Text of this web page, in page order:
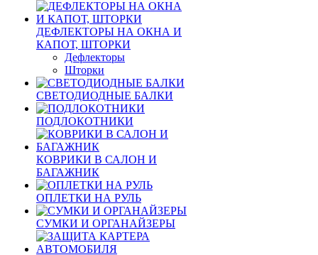
ДЕФЛЕКТОРЫ НА ОКНА И
КАПОТ, ШТОРКИ
Дефлекторы
Шторки
СВЕТОДИОДНЫЕ БАЛКИ
ПОДЛОКОТНИКИ
КОВРИКИ В САЛОН И
БАГАЖНИК
ОПЛЕТКИ НА РУЛЬ
СУМКИ И ОРГАНАЙЗЕРЫ